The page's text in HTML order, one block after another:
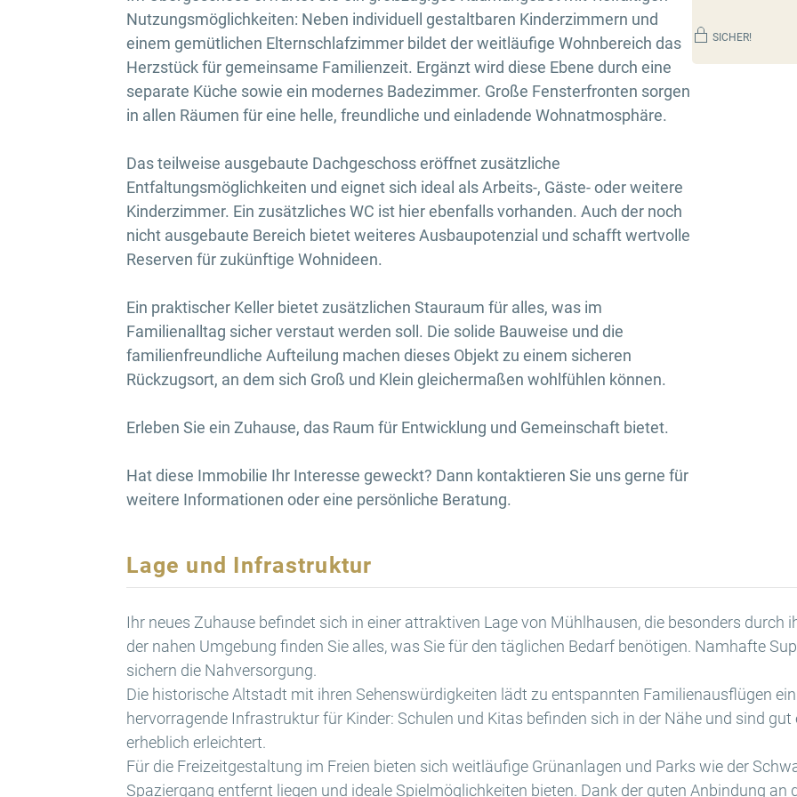
Nutzungsmöglichkeiten: Neben individuell gestaltbaren Kinderzimmern und
einem gemütlichen Elternschlafzimmer bildet der weitläufige Wohnbereich das
Herzstück für gemeinsame Familienzeit. Ergänzt wird diese Ebene durch eine
separate Küche sowie ein modernes Badezimmer. Große Fensterfronten sorgen
in allen Räumen für eine helle, freundliche und einladende Wohnatmosphäre.
Das teilweise ausgebaute Dachgeschoss eröffnet zusätzliche
Entfaltungsmöglichkeiten und eignet sich ideal als Arbeits-, Gäste- oder weitere
Kinderzimmer. Ein zusätzliches WC ist hier ebenfalls vorhanden. Auch der noch
nicht ausgebaute Bereich bietet weiteres Ausbaupotenzial und schafft wertvolle
Reserven für zukünftige Wohnideen.
Ein praktischer Keller bietet zusätzlichen Stauraum für alles, was im
Familienalltag sicher verstaut werden soll. Die solide Bauweise und die
familienfreundliche Aufteilung machen dieses Objekt zu einem sicheren
Rückzugsort, an dem sich Groß und Klein gleichermaßen wohlfühlen können.
Erleben Sie ein Zuhause, das Raum für Entwicklung und Gemeinschaft bietet.
Hat diese Immobilie Ihr Interesse geweckt? Dann kontaktieren Sie uns gerne für
weitere Informationen oder eine persönliche Beratung.
SICHER!
Lage und Infrastruktur
Ihr neues Zuhause befindet sich in einer attraktiven Lage von Mühlhausen, die besonders durch
der nahen Umgebung finden Sie alles, was Sie für den täglichen Bedarf benötigen. Namhafte
sichern die Nahversorgung.
Die historische Altstadt mit ihren Sehenswürdigkeiten lädt zu entspannten Familienausflügen
hervorragende Infrastruktur für Kinder: Schulen und Kitas befinden sich in der Nähe und sind
erheblich erleichtert.
Für die Freizeitgestaltung im Freien bieten sich weitläufige Grünanlagen und Parks wie der
Spaziergang entfernt liegen und ideale Spielmöglichkeiten bieten. Dank der guten Anbindung